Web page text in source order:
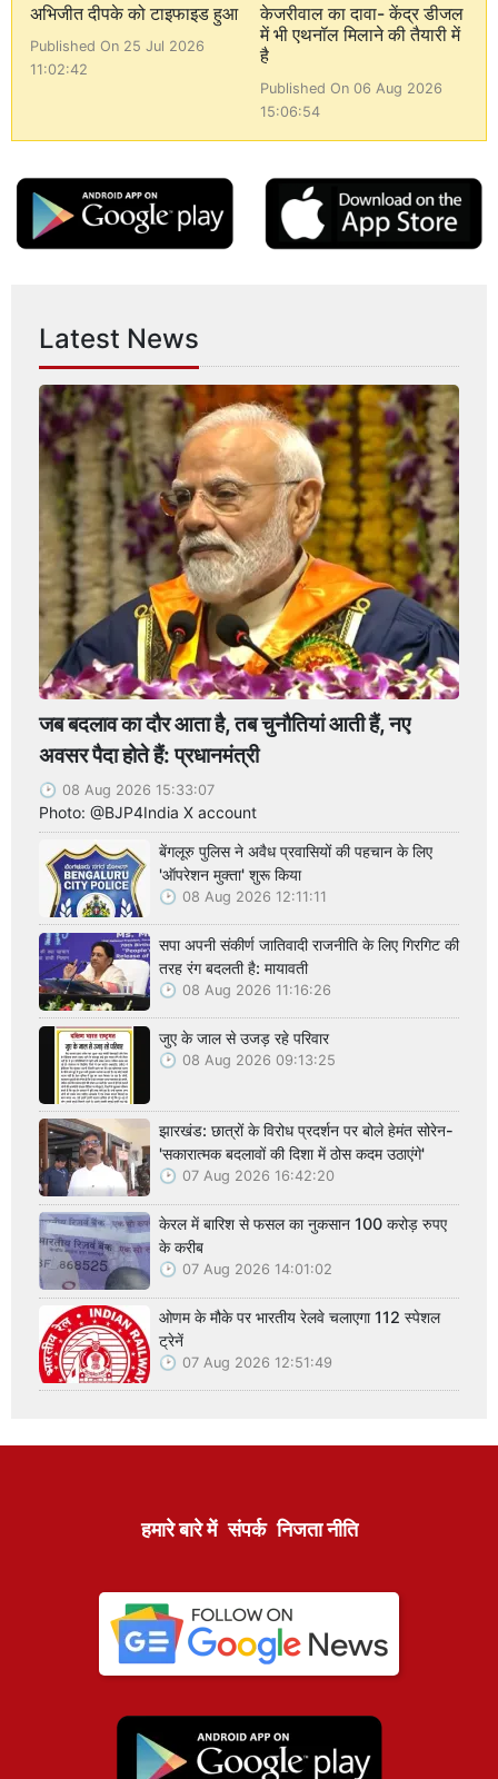
अभिजीत दीपके को टाइफाइड हुआ
Published On 25 Jul 2026
11:02:42
केजरीवाल का दावा- केंद्र डीजल
में भी एथनॉल मिलाने की तैयारी में
है
Published On 06 Aug 2026
15:06:54
Latest News
जब बदलाव का दौर आता है, तब चुनौतियां आती हैं, नए
अवसर पैदा होते हैं: प्रधानमंत्री
08 Aug 2026 15:33:07
Photo: @BJP4India X account
बेंगलूरु पुलिस ने अवैध प्रवासियों की पहचान के लिए
'ऑपरेशन मुक्ता' शुरू किया
08 Aug 2026 12:11:11
सपा अपनी संकीर्ण जातिवादी राजनीति के लिए गिरगिट की
तरह रंग बदलती है: मायावती
08 Aug 2026 11:16:26
जुए के जाल से उजड़ रहे परिवार
08 Aug 2026 09:13:25
झारखंड: छात्रों के विरोध प्रदर्शन पर बोले हेमंत सोरेन-
'सकारात्मक बदलावों की दिशा में ठोस कदम उठाएंगे'
07 Aug 2026 16:42:20
केरल में बारिश से फसल का नुकसान 100 करोड़ रुपए
के करीब
07 Aug 2026 14:01:02
ओणम के मौके पर भारतीय रेलवे चलाएगा 112 स्पेशल
ट्रेनें
07 Aug 2026 12:51:49
हमारे बारे में संपर्क निजता नीति